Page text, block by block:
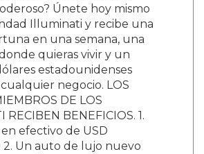
Únete hoy mismo
Illuminati y recibe una
en una semana, una
quieras vivir y un
estadounidenses
negocio. LOS
DE LOS
RECIBEN BENEFICIOS. 1.
efectivo de USD
2. Un auto de lujo nuevo